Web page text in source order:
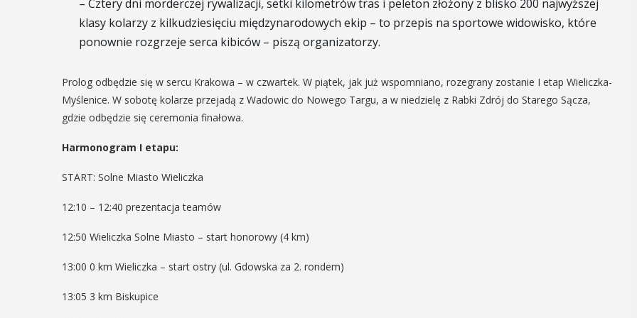
– Cztery dni morderczej rywalizacji, setki kilometrów tras i peleton złożony z blisko 200 najwyższej
klasy kolarzy z kilkudziesięciu międzynarodowych ekip – to przepis na sportowe widowisko, które
ponownie rozgrzeje serca kibiców – piszą organizatorzy.
Prolog odbędzie się w sercu Krakowa – w czwartek. W piątek, jak już wspomniano, rozegrany zostanie I etap Wieliczka-
Myślenice. W sobotę kolarze przejadą z Wadowic do Nowego Targu, a w niedzielę z Rabki Zdrój do Starego Sącza,
gdzie odbędzie się ceremonia finałowa.
Harmonogram I etapu:
START: Solne Miasto Wieliczka
12:10 – 12:40 prezentacja teamów
12:50 Wieliczka Solne Miasto – start honorowy (4 km)
13:00 0 km Wieliczka – start ostry (ul. Gdowska za 2. rondem)
13:05 3 km Biskupice
i
wakacji, czyli 29-30
Turnieju Myślimira.
w Myślenicach
06
Katolickiego
Ruszyły rezerwacje na spektakl
Grupy Teatralnej "Nielegalni". Darmowe
wejściówki można rezerwować
10